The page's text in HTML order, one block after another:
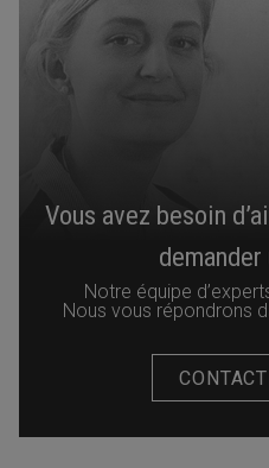
Vous avez besoin
Notre équipe
Nous vous répondrons